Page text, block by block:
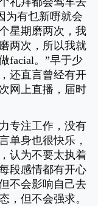
为有乜新嘢就会
星期磨两次，我
两次，所以我就
facial。”早于少
还直言曾经有开
网上直播，届时
专注工作，没有
单身也很快乐，
认为不要太执着
段感情都有开心
不会影响自己去
，但不会强求。